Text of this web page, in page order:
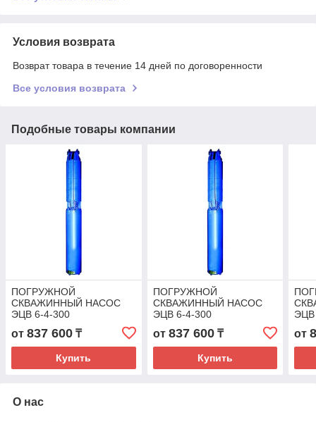
Условия возврата
Возврат товара в течение 14 дней по договоренности
Все условия возврата
Подобные товары компании
ПОГРУЖНОЙ
СКВАЖИННЫЙ НАСОС
ЭЦВ 6-4-300
от 837 600 ₸
Купить
ПОГРУЖНОЙ
СКВАЖИННЫЙ НАСОС
ЭЦВ 6-4-300
от 837 600₸
Купить
ЭЦВ
от
О нас